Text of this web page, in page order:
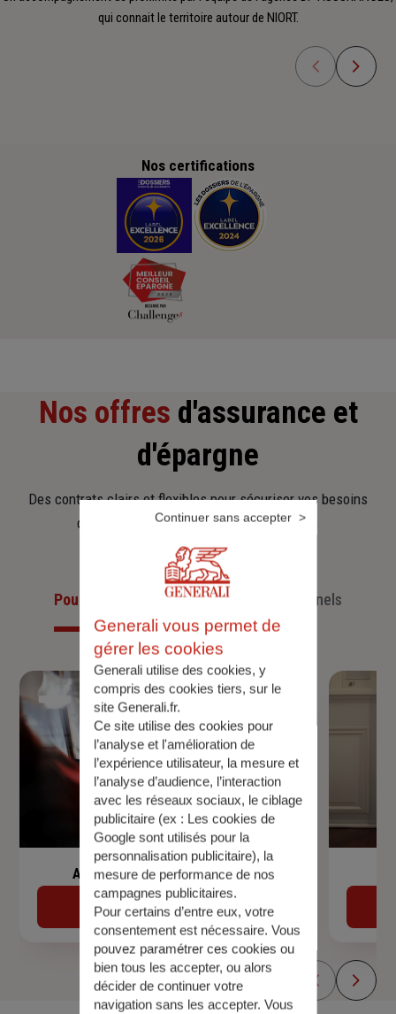
qui connait le territoire autour de NIORT.
Nos certifications
Nos offres d'assurance et
d'épargne
Des contrats clairs et flexibles pour sécuriser vos besoins
d’aujourd’hui et anticiper ceux de demain.
Pour les particuliersPour les professionnels
Assurance de prêt immobilier
Découvrir
Generali vous permet de
gérer les cookies
Generali utilise des cookies, y
compris des cookies tiers, sur le
site Generali.fr.
Ce site utilise des cookies pour
l’analyse et l'amélioration de
l’expérience utilisateur, la mesure et
l’analyse d’audience, l’interaction
avec les réseaux sociaux, le ciblage
publicitaire (ex : Les cookies de
Google sont utilisés pour la
personnalisation publicitaire), la
mesure de performance de nos
campagnes publicitaires.
Pour certains d’entre eux, votre
consentement est nécessaire. Vous
pouvez paramétrer ces cookies ou
bien tous les accepter, ou alors
décider de continuer votre
navigation sans les accepter. Vous
Continuer sans accepter